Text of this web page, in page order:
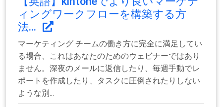
ィングワークフローを構築する方
法...
マーケティング チームの働き方に完全に満足してい
る場合、これはあなたのためのウェビナーではあり
ません。深夜のメールに返信したり、毎週手動でレ
ポートを作成したり、タスクに圧倒されたりしない
ような別...